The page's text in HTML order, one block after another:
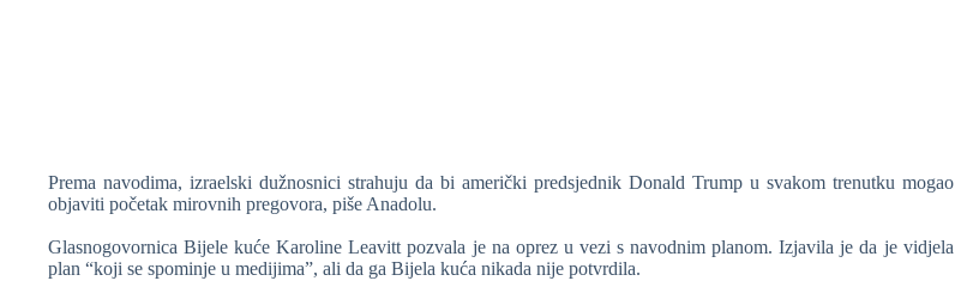
Prema navodima, izraelski dužnosnici strahuju da bi američki predsjednik Donald Trump u svakom trenutku mogao
objaviti početak mirovnih pregovora, piše Anadolu.
Glasnogovornica Bijele kuće Karoline Leavitt pozvala je na oprez u vezi s navodnim planom. Izjavila je da je vidjela
plan “koji se spominje u medijima”, ali da ga Bijela kuća nikada nije potvrdila.